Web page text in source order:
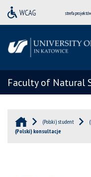
strefa
Faculty of Natural
(Polski) student
(Polski) konsultacje